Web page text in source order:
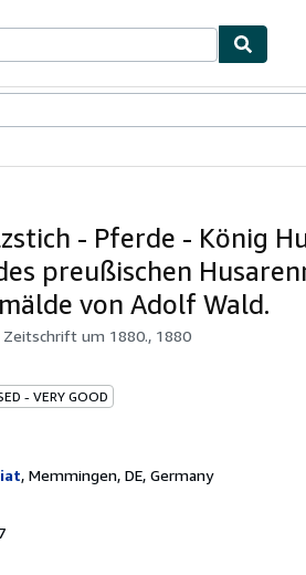
- Pferde - König
preußischen
von Adolf Wald.
um 1880., 1880
- VERY GOOD
, Memmingen, DE, Germany